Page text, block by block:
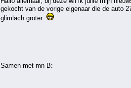
gekocht van de vorige eigenaar die de auto
glimlach groter
Samen met mn B: